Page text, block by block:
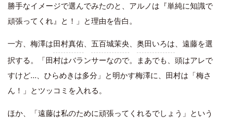
勝手なイメージで選んでみたのと、アルノは『単純に知識で
頑張ってくれ』と！」と理由を告白。
一方、梅澤は田村真佑 五百城茉央 奥田いろは 、遠藤を選
択する。「田村はバランサーなので。まあでも、頭はアレで
すけど…、ひらめきは多分」と明かす梅澤に、田村は「梅さ
ん！」とツッコミを入れる。
ほか、「遠藤は私のために頑張ってくれるでしょう」という